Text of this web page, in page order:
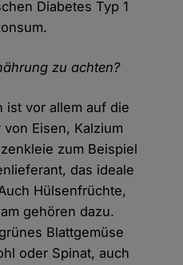
Diabetes Typ 1
zu achten?
ist vor allem auf die
Eisen, Kalzium
zum Beispiel
das ideale
Hülsenfrüchte,
gehören dazu.
Blattgemüse
oder Spinat, auch